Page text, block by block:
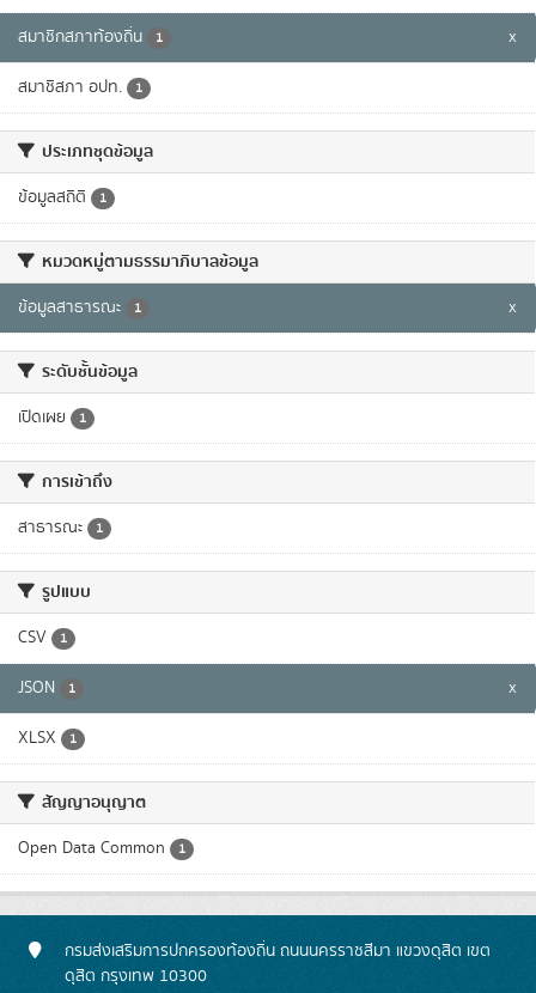
สมาชิกสภาท้องถิ่น 1 x
สมาชิสภา อปท. 1
ประเภทชุดข้อมูล
ข้อมูลสถิติ 1
หมวดหมู่ตามธรรมาภิบาลข้อมูล
ข้อมูลสาธารณะ 1 x
ระดับชั้นข้อมูล
เปิดเผย 1
การเข้าถึง
สาธารณะ 1
รูปแบบ
CSV 1
JSON 1 x
XLSX 1
สัญญาอนุญาต
Open Data Common 1
กรมส่งเสริมการปกครองท้องถิ่น ถนนนครราชสีมา แขวงดุสิต เขต
ดุสิต กรุงเทพ 10300